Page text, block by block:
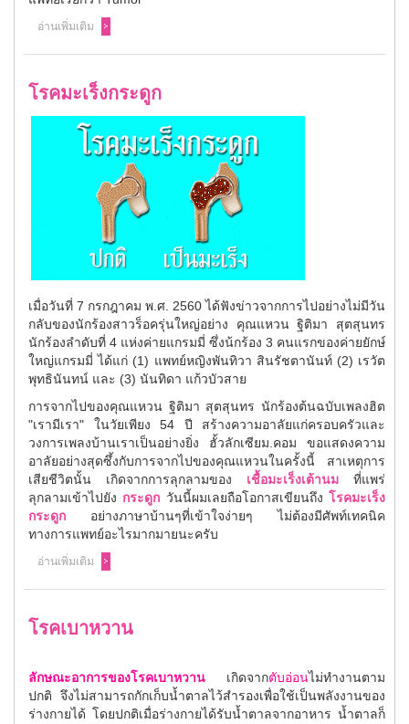
อ่านเพิ่มเติม
โรคมะเร็งกระดูก
เมื่อวันที่ 7 กรกฎาคม พ.ศ. 2560 ได้ฟังข่าวจากการไปอย่างไม่มีวัน
กลับของนักร้องสาวร็อครุ่นใหญ่อย่าง คุณแหวน ฐิติมา สุตสุนทร
นักร้องลำดับที่ 4 แห่งค่ายแกรมมี่ ซึ่งน้กร้อง 3 คนแรกของค่ายยักษ์
ใหญ่แกรมมี่ ได้แก่ (1) แพทย์หญิงพันทิวา สินรัชตานันท์ (2) เรวัต
พุทธินันทน์ และ (3) นันทิดา แก้วบัวสาย
การจากไปของคุณแหวน ฐิติมา สุตสุนทร นักร้องต้นฉบับเพลงฮิต
"เรามีเรา" ในวัยเพียง 54 ปี สร้างความอาลัยแก่ครอบครัวและ
วงการเพลงบ้านเราเป็นอย่างยิ่ง ฮั้วลักเซียม.คอม ขอแสดงความ
อาลัยอย่างสุดซึ้งกับการจากไปของคุณแหวนในครั้งนี้ สาเหตุการ
เสียชีวิตนั้น เกิดจากการลุกลามของ เชื้อมะเร็งเต้านม ที่แพร่
ลุกลามเข้าไปยัง กระดูก วันนี้ผมเลยถือโอกาสเขียนถึงโรคมะเร็ง
กระดูก อย่างภาษาบ้านๆที่เข้าใจง่ายๆ ไม่ต้องมีศัพท์เทคนิค
ทางการแพทย์อะไรมากมายนะครับ
อ่านเพิ่มเติม
โรคเบาหวาน
ลักษณะอาการของโรคเบาหวาน เกิดจากตับอ่อนไม่ทำงานตาม
ปกติ จึงไม่สามารถกักเก็บน้ำตาลไว้สำรองเพื่อใช้เป็นพลังงานของ
ร่างกายได้ โดยปกติเมื่อร่างกายได้รับน้ำตาลจากอาหาร น้ำตาลก็